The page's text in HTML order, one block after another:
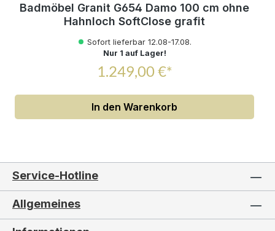
Badmöbel Granit G654 Damo 100 cm ohne
Hahnloch SoftClose grafit
Sofort lieferbar 12.08-17.08.
Nur 1 auf Lager!
1.249,00 €*
In den Warenkorb
Service-Hotline
Allgemeines